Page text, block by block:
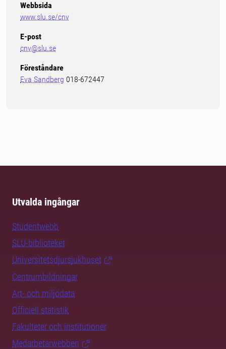
Webbsida
www.slu.se/cnv
E-post
cnv@slu.se
Föreståndare
Eva Sandberg 018-672447
Utvalda ingångar
Studentwebb
SLU-biblioteket
Universitetsdjursjukhuset
Centrumbildningar
Art- och miljödata
Officiell statistik
Fakulteter och institutioner
Medarbetarwebben